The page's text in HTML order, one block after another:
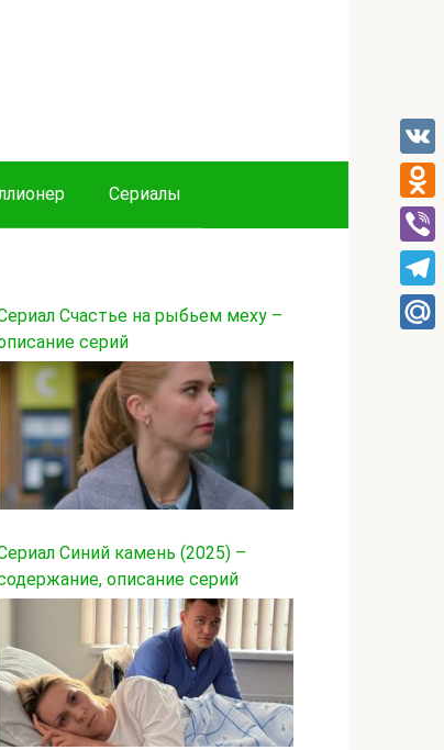
Сериалы
Счастье на рыбьем меху –
серий
Синий камень (2025) –
описание серий
VK
Viber